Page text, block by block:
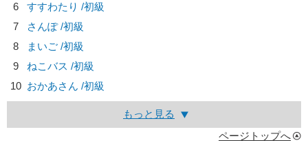
6
すすわたり /初級
7
さんぽ /初級
8
まいご /初級
9
ねこバス /初級
10 おかあさん /初級
もっと見る
ページトップへ